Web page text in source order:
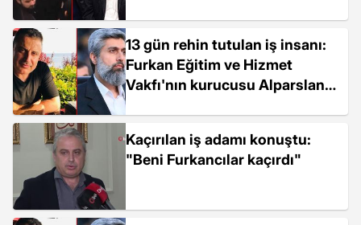
13 gün rehin tutulan iş insanı:
Furkan Eğitim ve Hizmet
Vakfı'nın kurucusu Alparslan
Kaçırılan iş adamı konuştu:
"Beni Furkancılar kaçırdı"